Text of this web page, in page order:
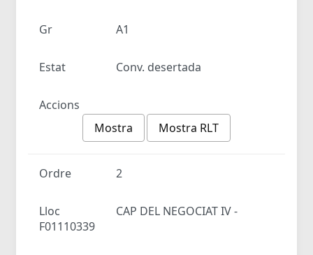
Gr A1
Estat Conv. desertada
Accions
Mostra
Mostra RLT
Ordre 2
Lloc
CAP DEL NEGOCIAT IV -
F01110339